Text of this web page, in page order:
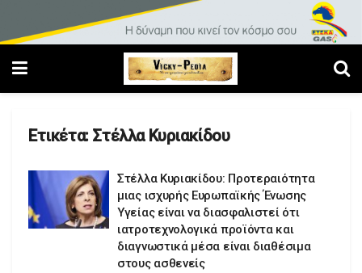
Ετικέτα: Στέλλα Κυριακίδου
Στέλλα Κυριακίδου: Προτεραιότητα
μιας ισχυρής Ευρωπαϊκής Ένωσης
Υγείας είναι να διασφαλιστεί ότι
ιατροτεχνολογικά προϊόντα και
διαγνωστικά μέσα είναι διαθέσιμα
στους ασθενείς